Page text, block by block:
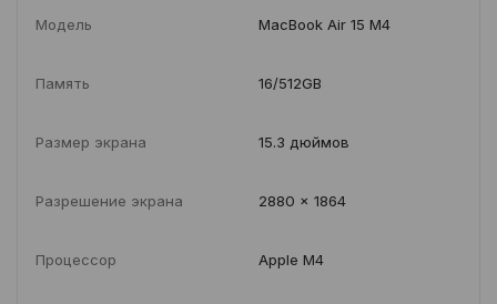
Модель MacBook Air 15 M4
Память 16/512GB
Размер экрана 15.3 дюймов
Разрешение экрана 2880 x 1864
Процессор Apple M4